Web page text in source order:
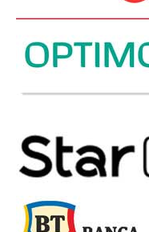
fildes ⚜️
Set Masa de toaleta cu
VEZI MODEL MASA
apreciati eleganta si bunul